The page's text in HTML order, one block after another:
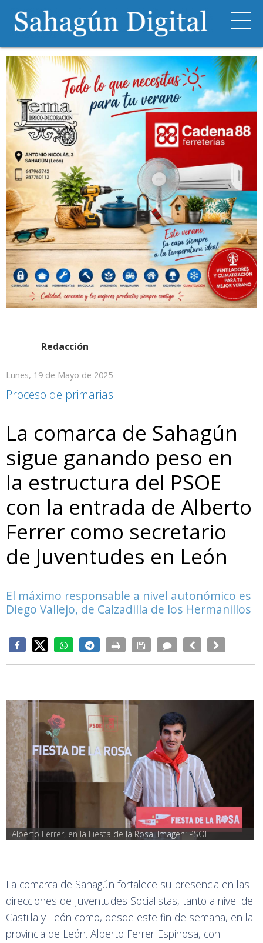
Redacción
Lunes, 19 de Mayo de 2025
Proceso de primarias
La comarca de Sahagún
sigue ganando peso en
la estructura del PSOE
con la entrada de Alberto
Ferrer como secretario
de Juventudes en León
El máximo responsable a nivel autonómico es
Diego Vallejo, de Calzadilla de los Hermanillos
Alberto Ferrer, en la Fiesta de la Rosa. Imagen: PSOE
La comarca de Sahagún fortalece su presencia en las
direcciones de Juventudes Socialistas, tanto a nivel de
Castilla y León como, desde este fin de semana, en la
provincia de León. Alberto Ferrer Espinosa, con